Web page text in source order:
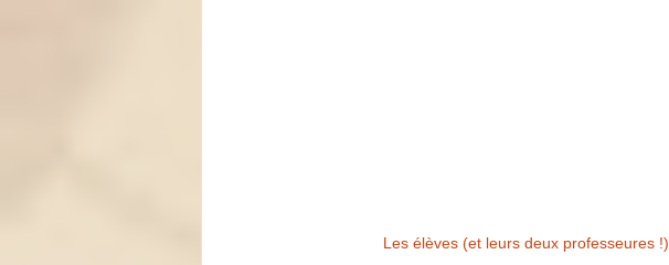
Les élèves (et leurs deux professeures